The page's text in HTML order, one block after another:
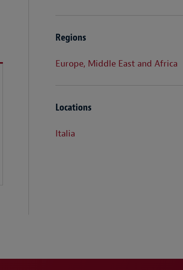
Regions
Europe, Middle East and Africa
Locations
Italia